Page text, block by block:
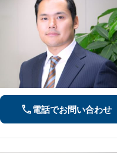
電話でお問い合わせ